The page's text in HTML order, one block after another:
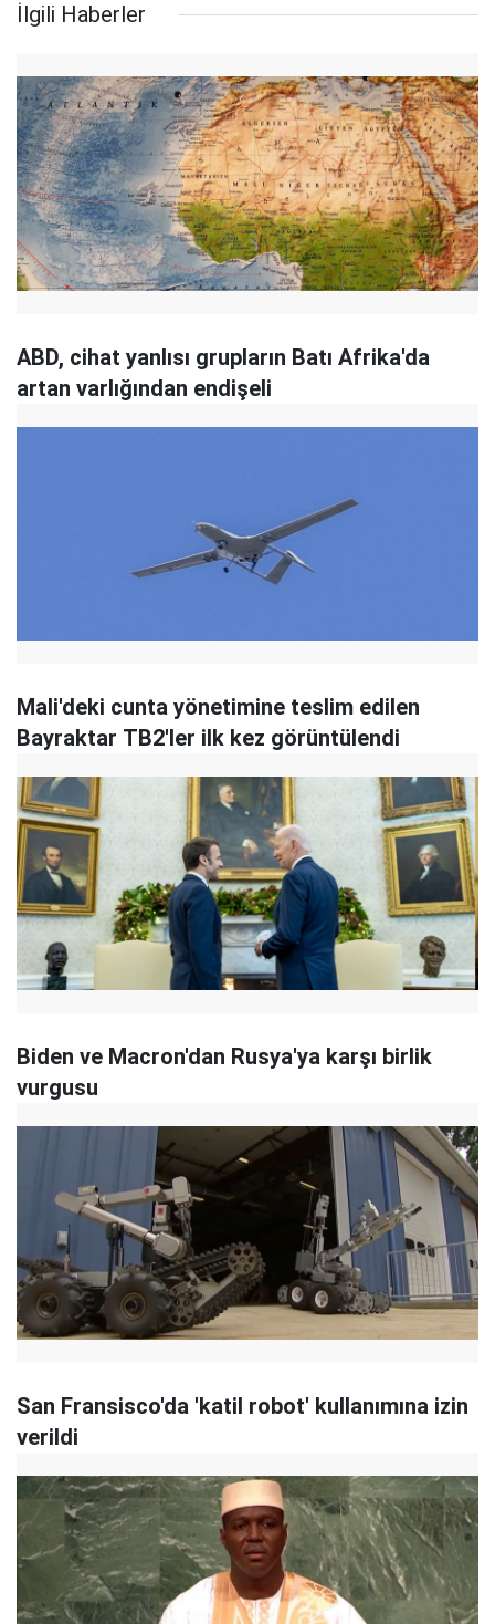
İlgili Haberler
ABD, cihat yanlısı grupların Batı Afrika'da
artan varlığından endişeli
Mali'deki cunta yönetimine teslim edilen
Bayraktar TB2'ler ilk kez görüntülendi
Biden ve Macron'dan Rusya'ya karşı birlik
vurgusu
San Fransisco'da 'katil robot' kullanımına izin
verildi